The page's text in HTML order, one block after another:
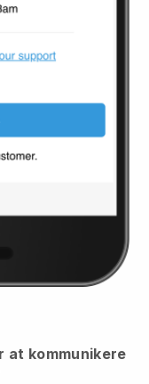
at kommunikere